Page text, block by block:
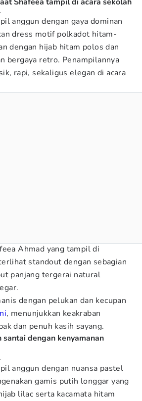
anggun dengan gaya dominan
dress motif polkadot hitam-
dengan hijab hitam polos dan
bergaya retro. Penampilannya
rapi, sekaligus elegan di acara
Ahmad yang tampil di
standout dengan sebagian
panjang tergerai natural
dengan pelukan dan kecupan
, menunjukkan keakraban
dan penuh kasih sayang.
santai dengan kenyamanan
anggun dengan nuansa pastel
gamis putih longgar yang
lilac serta kacamata hitam